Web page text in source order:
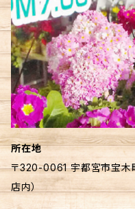
所在地
〒320-0061 宇都宮市宝木
店内）